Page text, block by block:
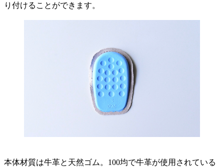
り付けることができます。
本体材質は牛革と天然ゴム。100均で牛革が使用されている